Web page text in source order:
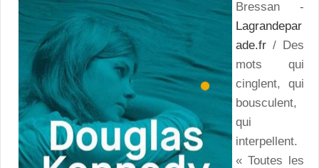
Bressan -
Lagrandepar
ade.fr / Des
mots qui
cinglent, qui
bousculent,
qui
interpellent.
« Toutes les